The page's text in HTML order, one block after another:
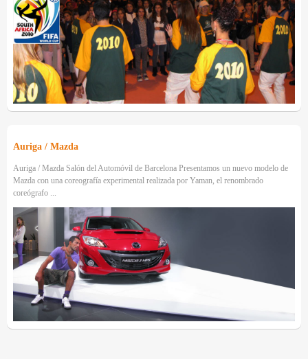
Auriga / Mazda
Auriga / Mazda Salón del Automóvil de Barcelona Presentamos un nuevo modelo de
Mazda con una coreografía experimental realizada por Yaman, el renombrado
coreógrafo ...